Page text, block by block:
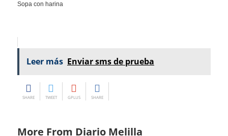
Sopa con harina
Leer más Enviar sms de prueba
SHARE TWEET GPLUS SHARE
More From Diario Melilla